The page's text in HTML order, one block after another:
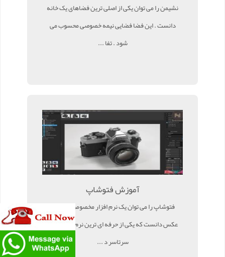
نشیمن را می توان یکی از اصلی ترین فضاهای یک خانه
دانست . این فضا فضایی نیمه خصوصی محسوب می
شود . تفا ...
آموزش فتوشاپ
فتوشاپ را می توان یک نرم افزار مخصوص ویرایش
عکس دانست که یکی از حرفه ای ترین نرم افزارها در
سرتاسر د ...